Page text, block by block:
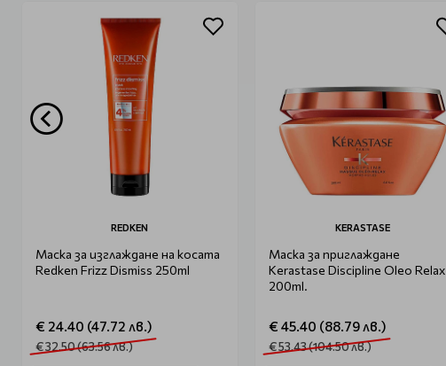
REDKEN
Маска за изглаждане на косата
Redken Frizz Dismiss 250ml
€ 24.40 (47.72 лв.)
€ 32.50 (63.56 лв.)
KERASTASE
Маска за приглаждане
Kerastase Discipline Oleo Relax
200ml.
€ 45.40 (88.79 лв.)
€ 53.43 (104.50 лв.)